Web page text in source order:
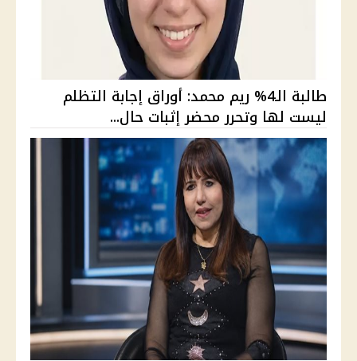
طالبة الـ4% ريم محمد: أوراق إجابة التظلم
ليست لها وتحرر محضر إثبات حال...